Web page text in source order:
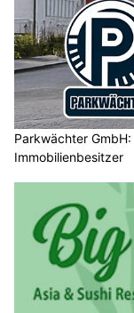
Parkwächter
Immobilienbesitzer